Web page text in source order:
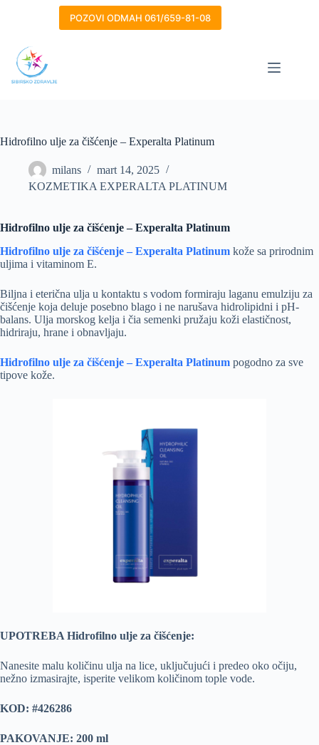
POZOVI ODMAH 061/659-81-08
Hidrofilno ulje za čišćenje – Experalta Platinum
milans
mart 14, 2025
KOZMETIKA EXPERALTA PLATINUM
Hidrofilno ulje za čišćenje – Experalta Platinum
Hidrofilno ulje za čišćenje – Experalta Platinum kože sa prirodnim
uljima i vitaminom E.
Biljna i eterična ulja u kontaktu s vodom formiraju laganu emulziju za
čišćenje koja deluje posebno blago i ne narušava hidrolipidni i pH-
balans. Ulja morskog kelja i čia semenki pružaju koži elastičnost,
hidriraju, hrane i obnavljaju.
Hidrofilno ulje za čišćenje – Experalta Platinum pogodno za sve
tipove kože.
UPOTREBA Hidrofilno ulje za čišćenje:
Nanesite malu količinu ulja na lice, uključujući i predeo oko očiju,
nežno izmasirajte, isperite velikom količinom tople vode.
KOD: #426286
PAKOVANJE: 200 ml